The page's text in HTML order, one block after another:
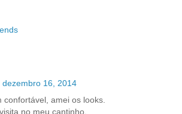
dezembro 16, 2014
confortável, amei os looks.
no meu cantinho.